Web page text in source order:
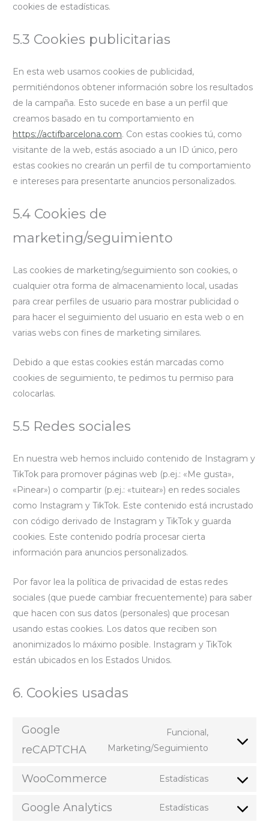
cookies de estadísticas.
5.3 Cookies publicitarias
En esta web usamos cookies de publicidad,
permitiéndonos obtener información sobre los resultados
de la campaña. Esto sucede en base a un perfil que
creamos basado en tu comportamiento en
https://actifbarcelona.com. Con estas cookies tú, como
visitante de la web, estás asociado a un ID único, pero
estas cookies no crearán un perfil de tu comportamiento
e intereses para presentarte anuncios personalizados.
5.4 Cookies de
marketing/seguimiento
Las cookies de marketing/seguimiento son cookies, o
cualquier otra forma de almacenamiento local, usadas
para crear perfiles de usuario para mostrar publicidad o
para hacer el seguimiento del usuario en esta web o en
varias webs con fines de marketing similares.
Debido a que estas cookies están marcadas como
cookies de seguimiento, te pedimos tu permiso para
colocarlas.
5.5 Redes sociales
En nuestra web hemos incluido contenido de Instagram y
TikTok para promover páginas web (p.ej.: «Me gusta»,
«Pinear») o compartir (p.ej.: «tuitear») en redes sociales
como Instagram y TikTok. Este contenido está incrustado
con código derivado de Instagram y TikTok y guarda
cookies. Este contenido podría procesar cierta
información para anuncios personalizados.
Por favor lea la política de privacidad de estas redes
sociales (que puede cambiar frecuentemente) para saber
que hacen con sus datos (personales) que procesan
usando estas cookies. Los datos que reciben son
anonimizados lo máximo posible. Instagram y TikTok
están ubicados en los Estados Unidos.
6. Cookies usadas
Google
reCAPTCHA
Funcional,
Marketing/Seguimiento
Consent
service
recaptcha
WooCommerce Estadísticas
Consent
Google Analytics Estadísticas
Consent